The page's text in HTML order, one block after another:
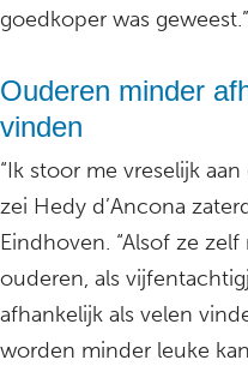
goedkoper was geweest.”
Ouderen minder
vinden
“Ik stoor me vreselijk
zei Hedy d’Ancona
Eindhoven. “Alsof ze
ouderen, als
afhankelijk als velen
worden minder leuke